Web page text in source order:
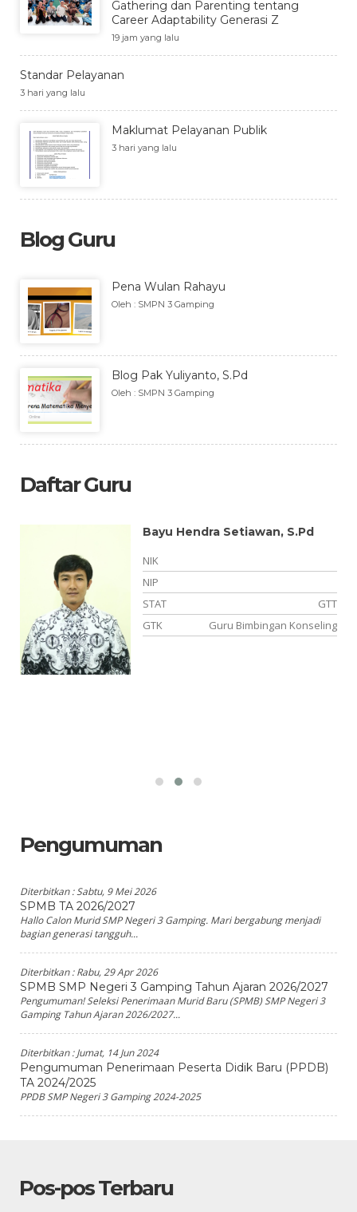
Gathering dan Parenting tentang
Career Adaptability Generasi Z
19 jam yang lalu
Standar Pelayanan
3 hari yang lalu
Maklumat Pelayanan Publik
3 hari yang lalu
Blog Guru
Pena Wulan Rahayu
Oleh : SMPN 3 Gamping
Blog Pak Yuliyanto, S.Pd
Oleh : SMPN 3 Gamping
Daftar Guru
Bayu Hendra Setiawan, S.Pd
NIK
NIP
STAT
GTT
GTK
Guru Bimbingan Konseling
Pengumuman
Diterbitkan :Sabtu, 9 Mei 2026
SPMB TA 2026/2027
Hallo Calon Murid SMP Negeri 3 Gamping. Mari bergabung menjadi
bagian generasi tangguh...
Diterbitkan :Rabu, 29 Apr 2026
SPMB SMP Negeri 3 Gamping Tahun Ajaran 2026/2027
Pengumuman! Seleksi Penerimaan Murid Baru (SPMB) SMP Negeri 3
Gamping Tahun Ajaran 2026/2027...
Diterbitkan :Jumat, 14 Jun 2024
Pengumuman Penerimaan Peserta Didik Baru (PPDB)
TA 2024/2025
PPDB SMP Negeri 3 Gamping 2024-2025
Pos-pos Terbaru